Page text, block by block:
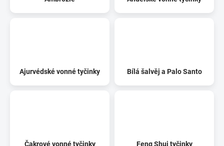
Ajurvédské vonné tyčinky Bílá šalvěj a Palo Santo
Čakrové vonné tyčinky Feng Shui tyčinky